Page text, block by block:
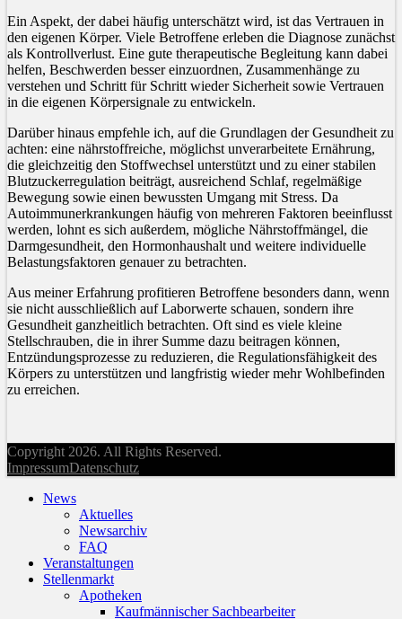
Ein Aspekt, der dabei häufig unterschätzt wird, ist das Vertrauen in
den eigenen Körper. Viele Betroffene erleben die Diagnose zunächst
als Kontrollverlust. Eine gute therapeutische Begleitung kann dabei
helfen, Beschwerden besser einzuordnen, Zusammenhänge zu
verstehen und Schritt für Schritt wieder Sicherheit sowie Vertrauen
in die eigenen Körpersignale zu entwickeln.
Darüber hinaus empfehle ich, auf die Grundlagen der Gesundheit zu
achten: eine nährstoffreiche, möglichst unverarbeitete Ernährung,
die gleichzeitig den Stoffwechsel unterstützt und zu einer stabilen
Blutzuckerregulation beiträgt, ausreichend Schlaf, regelmäßige
Bewegung sowie einen bewussten Umgang mit Stress. Da
Autoimmunerkrankungen häufig von mehreren Faktoren beeinflusst
werden, lohnt es sich außerdem, mögliche Nährstoffmängel, die
Darmgesundheit, den Hormonhaushalt und weitere individuelle
Belastungsfaktoren genauer zu betrachten.
Aus meiner Erfahrung profitieren Betroffene besonders dann, wenn
sie nicht ausschließlich auf Laborwerte schauen, sondern ihre
Gesundheit ganzheitlich betrachten. Oft sind es viele kleine
Stellschrauben, die in ihrer Summe dazu beitragen können,
Entzündungsprozesse zu reduzieren, die Regulationsfähigkeit des
Körpers zu unterstützen und langfristig wieder mehr Wohlbefinden
zu erreichen.
Copyright 2026. All Rights Reserved.
ImpressumDatenschutz
News
Aktuelles
Newsarchiv
FAQ
Veranstaltungen
Stellenmarkt
Apotheken
Kaufmännischer Sachbearbeiter